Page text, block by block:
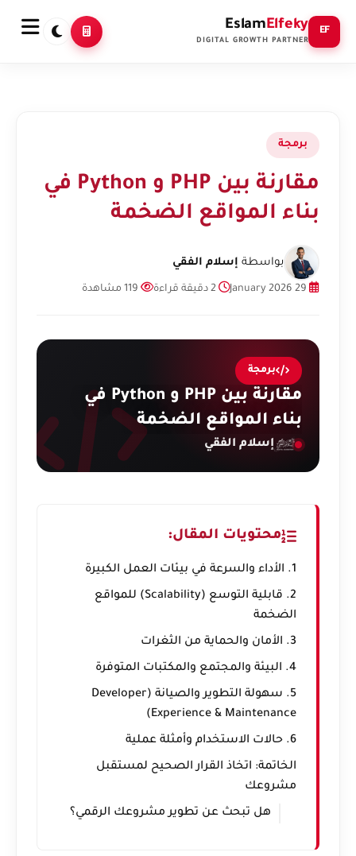
EF
EslamElfeky
DIGITAL GROWTH PARTNER
برمجة
مقارنة بين PHP و Python في
بناء المواقع الضخمة
بواسطة إسلام الفقي
برمجة
مقارنة بين PHP و Python في
بناء المواقع الضخمة
إسلام الفقي
محتويات المقال:
1. الأداء والسرعة في بيئات العمل الكبيرة
2. قابلية التوسع (Scalability) للمواقع
الضخمة
3. الأمان والحماية من الثغرات
4. البيئة والمجتمع والمكتبات المتوفرة
5. سهولة التطوير والصيانة (Developer
Experience & Maintenance)
6. حالات الاستخدام وأمثلة عملية
الخاتمة: اتخاذ القرار الصحيح لمستقبل
مشروعك
هل تبحث عن تطوير مشروعك الرقمي؟